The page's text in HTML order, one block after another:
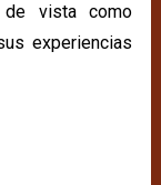
de vista como
experiencias